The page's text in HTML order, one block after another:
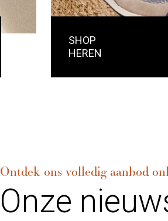
SHOP
HEREN
Ontdek ons volledig aanbod
Onze